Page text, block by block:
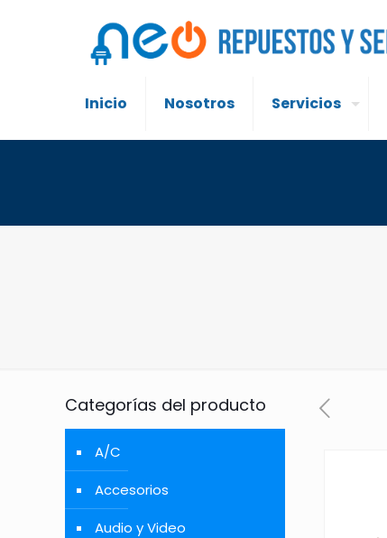
Inicio Nosotros Servicios
Categorías del producto
A/C
Accesorios
Audio y Video